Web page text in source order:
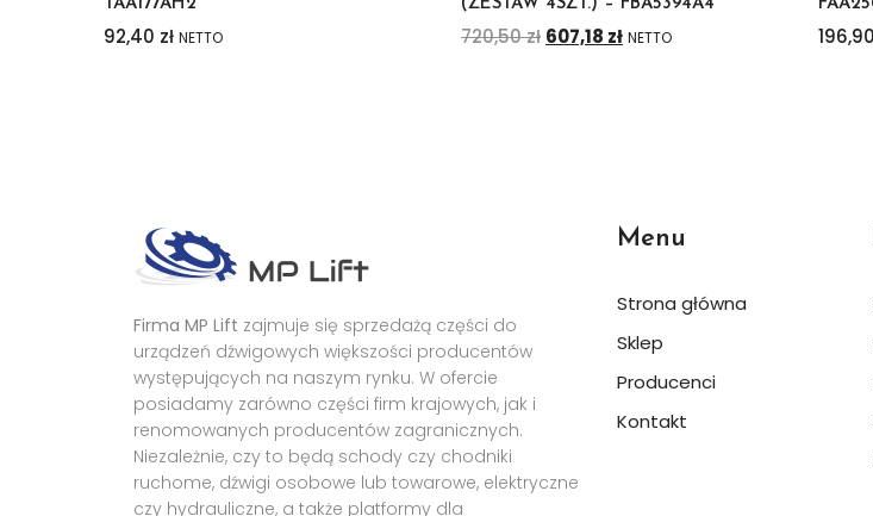
TAA177AH2
92,40 zł NETTO
(ZESTAW 4SZT.) – FBA5394A4
720,50zł 607,18 zł NETTO 196,90
Firma MP Lift zajmuje się sprzedażą części do
urządzeń dźwigowych większości producentów
występujących na naszym rynku. W ofercie
posiadamy zarówno części firm krajowych, jak i
renomowanych producentów zagranicznych.
Niezależnie, czy to będą schody czy chodniki
ruchome, dźwigi osobowe lub towarowe, elektryczne
czy hydrauliczne, a także platformy dla
Menu
Strona główna
Sklep
Producenci
Kontakt